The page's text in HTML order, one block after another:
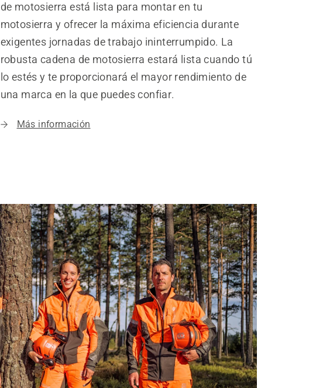
de motosierra está lista para montar en tu
motosierra y ofrecer la máxima eficiencia durante
exigentes jornadas de trabajo ininterrumpido. La
robusta cadena de motosierra estará lista cuando tú
lo estés y te proporcionará el mayor rendimiento de
una marca en la que puedes confiar.
Más información